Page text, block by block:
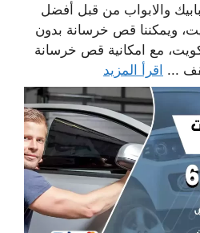
والابواب من قبل أفضل
ويمكننا قص خرسانة بدون
مع امكانية قص خرسانة
... اقرأ المزيد